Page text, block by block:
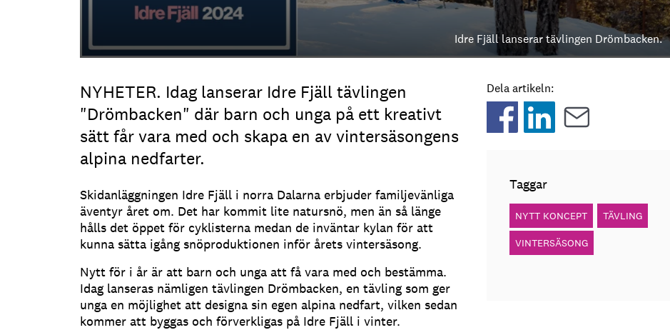
Idre Fjäll lanserar tävlingen Drömbacken.
NYHETER. Idag lanserar Idre Fjäll tävlingen
"Drömbacken" där barn och unga på ett kreativt
sätt får vara med och skapa en av vintersäsongens
alpina nedfarter.
Skidanläggningen Idre Fjäll i norra Dalarna erbjuder familjevänliga
äventyr året om. Det har kommit lite natursnö, men än så länge
hålls det öppet för cyklisterna medan de inväntar kylan för att
kunna sätta igång snöproduktionen inför årets vintersäsong.
Nytt för i år är att barn och unga att få vara med och bestämma.
Idag lanseras nämligen tävlingen Drömbacken, en tävling som ger
unga en möjlighet att designa sin egen alpina nedfart, vilken sedan
kommer att byggas och förverkligas på Idre Fjäll i vinter.
Dela artikeln:
Taggar
NYTT KONCEPT TÄVLING
VINTERSÄSONG